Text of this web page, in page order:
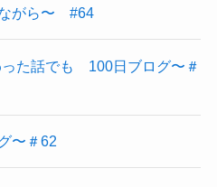
がら〜 #64
た話でも 100日ブログ〜＃
〜＃62